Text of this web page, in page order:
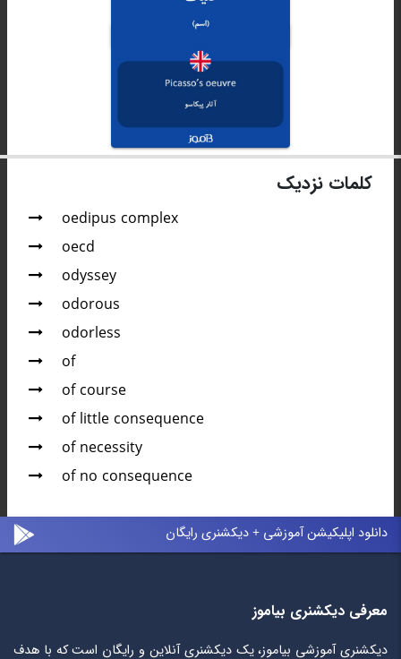
کلمات نزدیک
oedipus complex
oecd
odyssey
odorous
odorless
of
of course
of little consequence
of necessity
of no consequence
دانلود اپلیکیشن آموزشی + دیکشنری رایگان
معرفی دیکشنری بیاموز
دیکشنری آموزشی بیاموز، یک دیکشنری آنلاین و رایگان است که با هدف